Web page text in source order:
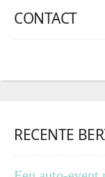
CONTACT
RECENTE